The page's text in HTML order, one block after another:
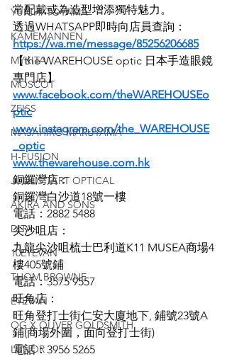
YUICHI TOYAMA
KAMEMANNEN
MYKITA
MOSCOT
ZEISS
MASAHIRO MARUYAMA
H-FUSION
JULIUS TART OPTICAL
AKIRA AND SONS
DITA
10EYEVAN
THOM BROWNE
EYEVAN
OG X OLIVER GOLDSMITH
LUNOR
常配戴或為造型增添獨特魅力。
透過WHATSAPP即時向店員查詢：
https://wa.me/message/85256206685
【the WAREHOUSE optic 日本手造眼鏡
專門店】
www.facebook.com/theWAREHOUSEo
ptic
www.instagram.com/the_WAREHOUSE
_optic
www.thewarehouse.com.hk
銅鑼灣店：
銅鑼灣白沙道18號一樓
電話：2882 5488
尖沙咀店：
九龍尖沙咀梳士巴利道K11 MUSEA商場4
樓405號鋪
電話：3575 9557
旺角店：
旺角登打士街仁安大廈地下, 鋪號23號A
鋪(商場外圍，面向登打士街)
電話：3956 5265